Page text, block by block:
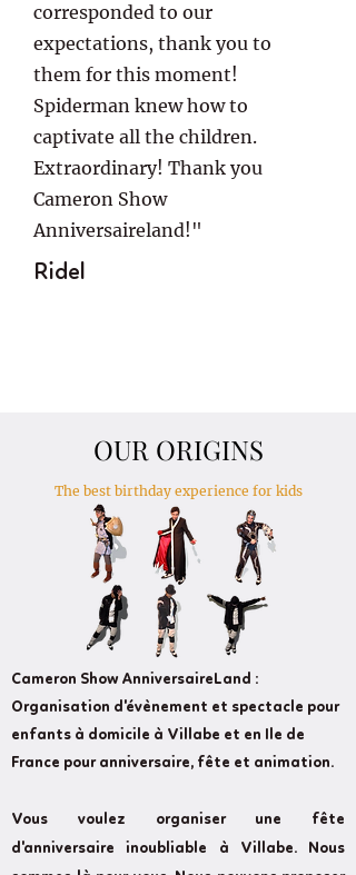
corresponded to our
expectations, thank you to
them for this moment!
Spiderman knew how to
captivate all the children.
Extraordinary! Thank you
Cameron Show
Anniversaireland!"
Ridel
OUR ORIGINS
The best birthday experience for kids
Cameron Show AnniversaireLand :
Organisation d'évènement et spectacle pour
enfants à domicile à Villabe et en Ile de
France pour anniversaire, fête et animation.
Vous voulez organiser une fête
d'anniversaire inoubliable à Villabe. Nous